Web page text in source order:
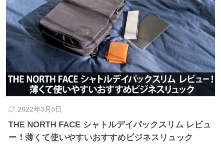
2022年3月5日
THE NORTH FACE シャトルデイパックスリム レビュ
ー！薄くて使いやすいおすすめビジネスリュック